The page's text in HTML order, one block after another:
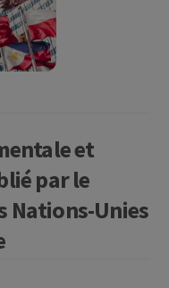
et
par le
Nations-Unies